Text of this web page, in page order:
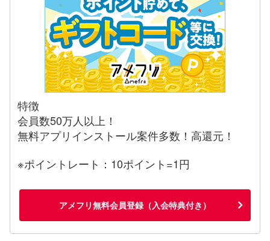
特徴
会員数50万人以上！
無料アプリインストール案件多数！高還元！
※ポイントレート：10ポイント=1円
アメフリ無料会員登録（入会特典付き）